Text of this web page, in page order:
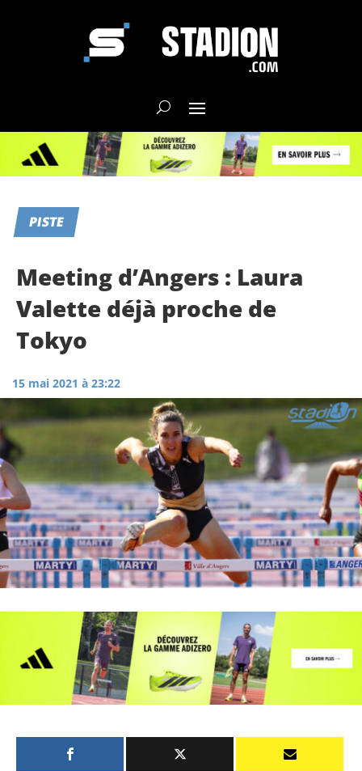
PISTE
Meeting d’Angers : Laura
Valette déjà proche de
Tokyo
15 mai 2021 à 23:22